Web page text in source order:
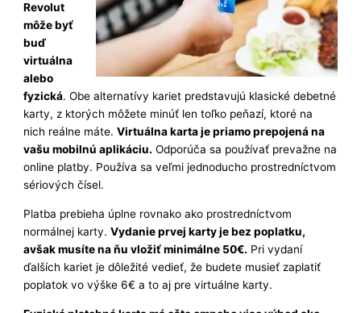
Revolut
môže byť
buď
virtuálna
alebo
fyzická. Obe alternatívy kariet predstavujú klasické debetné
karty, z ktorých môžete minúť len toľko peňazí, ktoré na
nich reálne máte.Virtuálna karta je priamo prepojená na
vašu mobilnú aplikáciu. Odporúča sa používať prevažne na
online platby. Používa sa veľmi jednoducho prostredníctvom
sériových čísel.
Platba prebieha úplne rovnako ako prostredníctvom
normálnej karty.Vydanie prvej karty je bez poplatku,
avšak musíte na ňu vložiť minimálne 50€. Pri vydaní
ďalších kariet je dôležité vedieť, že budete musieť zaplatiť
poplatok vo výške 6€ a to aj pre virtuálne karty.